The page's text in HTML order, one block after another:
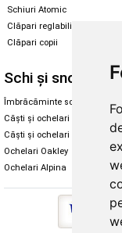
Schiuri Atomic
Clăpari reglabili
Clăpari copii
Schi și
Îmbrăcăminte schi și
Căști și ochelari de iarnă
Căști și ochelari Alpina
Ochelari Oakley
Ochelari Alpina